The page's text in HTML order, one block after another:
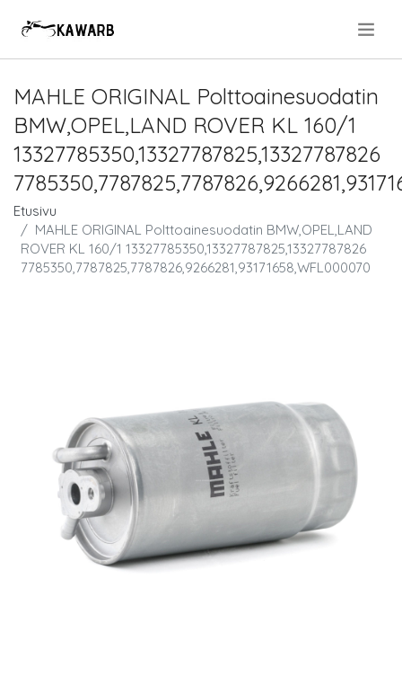
MAHLE ORIGINAL Polttoainesuodatin
BMW,OPEL,LAND ROVER KL 160/1
13327785350,13327787825,13327787826
Etusivu
MAHLE ORIGINAL Polttoainesuodatin BMW,OPEL,LAND
ROVER KL 160/1 13327785350,13327787825,13327787826
7785350,7787825,7787826,9266281,93171658,WFL000070